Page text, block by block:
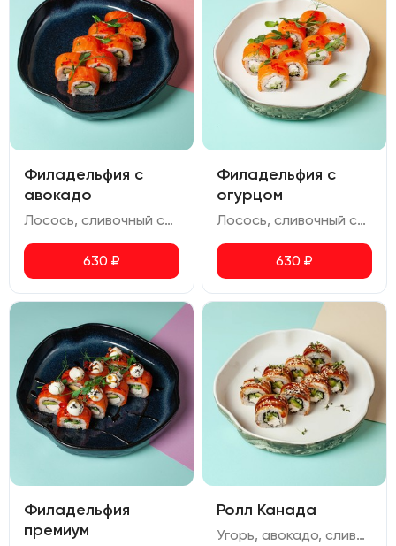
Филадельфия с
авокадо
Лосось, сливочный сыр, авокадо, икра масаго
630 ₽
Филадельфия с
огурцом
Лосось, сливочный сыр, огурец, икра масаго
630 ₽
Филадельфия
премиум
Ролл Канада
Угорь, авокадо, сливочный сыр, огурец, кунжут, соус унаги